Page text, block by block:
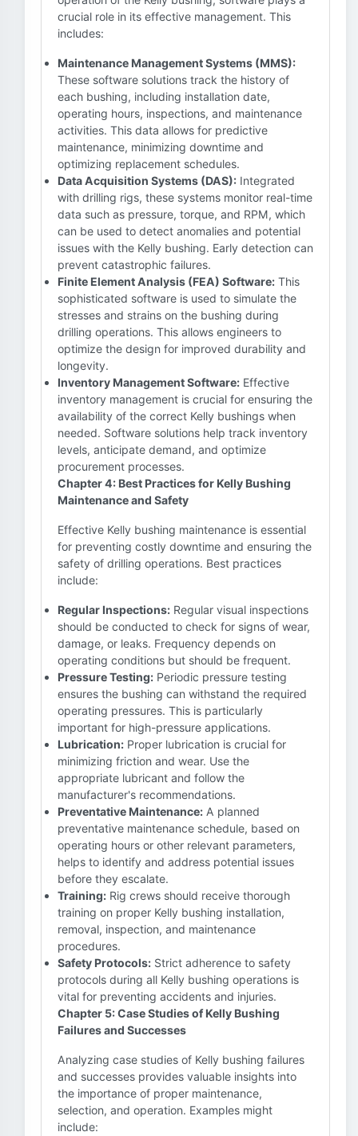
crucial role in its effective management. This
includes:
Maintenance Management Systems (MMS):
These software solutions track the history of
each bushing, including installation date,
operating hours, inspections, and maintenance
activities. This data allows for predictive
maintenance, minimizing downtime and
optimizing replacement schedules.
Data Acquisition Systems (DAS): Integrated
with drilling rigs, these systems monitor real-time
data such as pressure, torque, and RPM, which
can be used to detect anomalies and potential
issues with the Kelly bushing. Early detection can
prevent catastrophic failures.
Finite Element Analysis (FEA) Software: This
sophisticated software is used to simulate the
stresses and strains on the bushing during
drilling operations. This allows engineers to
optimize the design for improved durability and
longevity.
Inventory Management Software: Effective
inventory management is crucial for ensuring the
availability of the correct Kelly bushings when
needed. Software solutions help track inventory
levels, anticipate demand, and optimize
procurement processes.
Chapter 4: Best Practices for Kelly Bushing
Maintenance and Safety
Effective Kelly bushing maintenance is essential
for preventing costly downtime and ensuring the
safety of drilling operations. Best practices
include:
Regular Inspections: Regular visual inspections
should be conducted to check for signs of wear,
damage, or leaks. Frequency depends on
operating conditions but should be frequent.
Pressure Testing: Periodic pressure testing
ensures the bushing can withstand the required
operating pressures. This is particularly
important for high-pressure applications.
Lubrication: Proper lubrication is crucial for
minimizing friction and wear. Use the
appropriate lubricant and follow the
manufacturer's recommendations.
Preventative Maintenance: A planned
preventative maintenance schedule, based on
operating hours or other relevant parameters,
helps to identify and address potential issues
before they escalate.
Training: Rig crews should receive thorough
training on proper Kelly bushing installation,
removal, inspection, and maintenance
procedures.
Safety Protocols: Strict adherence to safety
protocols during all Kelly bushing operations is
vital for preventing accidents and injuries.
Chapter 5: Case Studies of Kelly Bushing
Failures and Successes
Analyzing case studies of Kelly bushing failures
and successes provides valuable insights into
the importance of proper maintenance,
selection, and operation. Examples might
include: